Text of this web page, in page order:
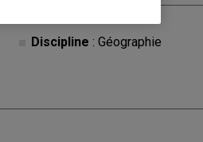
Discipline : Géographie